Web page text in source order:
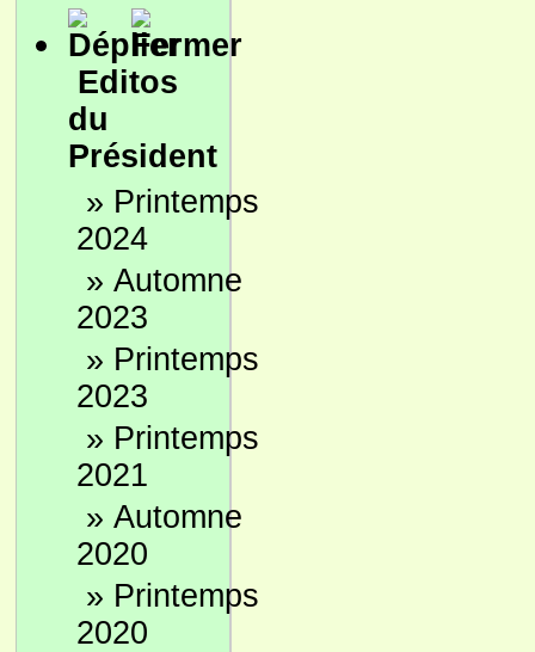
Editos
du
Président
» Printemps
2024
» Automne
2023
» Printemps
2023
» Printemps
2021
» Automne
2020
» Printemps
2020